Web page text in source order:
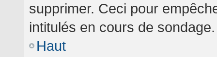
supprimer. Ceci pour
intitulés en cours de sondage.
Haut